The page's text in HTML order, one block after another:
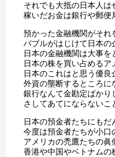
それでも大抵の日本人は
稼いだお金は銀行や郵便
預かった金融機関がそれ
バブルがはじけて日本の
日本の金融機関は大事を
日本の株を買い占めるア
日本のこれはと思う優
外資の壟断するところに
銀行なんて金勘定ばかり
さしてあてにならないこ
日本の預金者たちにもだ
今度は預金者たちが小口
アメリカの禿鷹たちの眞
香港や中国やベトナムの